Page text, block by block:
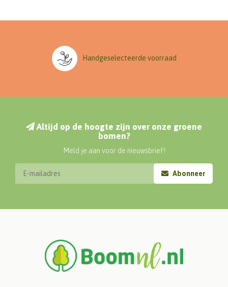
Handgeselecteerde voorraad
Altijd op de hoogte zijn over onze groene
bomen?
Meld je aan voor de nieuwsbrief!
Abonneer